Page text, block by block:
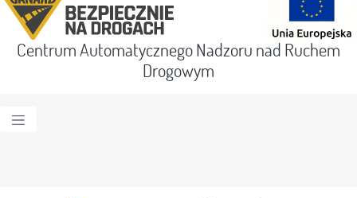
Centrum Automatycznego Nadzoru nad Ruchem
Drogowym